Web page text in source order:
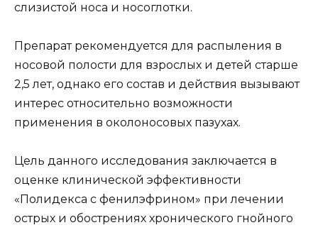
слизистой носа и носоглотки.
Препарат рекомендуется для распыления в
носовой полости для взрослых и детей старше
2,5 лет, однако его состав и действия вызывают
интерес относительно возможности
применения в околоносовых пазухах.
Цель данного исследования заключается в
оценке клинической эффективности
«Полидекса с фенилэфрином» при лечении
острых и обострениях хронического гнойного